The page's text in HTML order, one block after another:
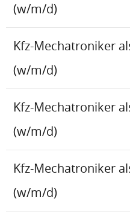
(w/m/d)
Kfz-Mechatroniker
(w/m/d)
Kfz-Mechatroniker
(w/m/d)
Kfz-Mechatroniker
(w/m/d)